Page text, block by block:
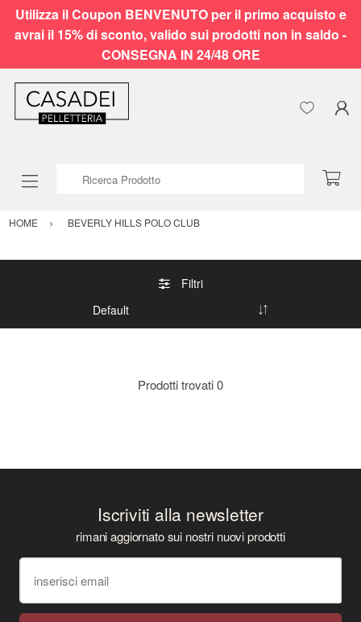
Utilizza il Coupon BENVENUTO per il primo acquisto e
avrai il 15% di sconto, valido sui prodotti non in saldo -
CONSEGNA IN 24/48 ORE
HOME BEVERLY HILLS POLO CLUB
Filtri
Prodotti trovati0
Iscriviti alla newsletter
rimani aggiornato sui nostri nuovi prodotti